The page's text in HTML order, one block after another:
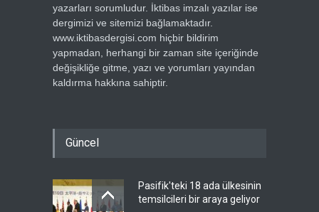
yazarları sorumludur. İktibas imzalı yazılar ise
dergimizi ve sitemizi bağlamaktadır.
www.iktibasdergisi.com hiçbir bildirim
yapmadan, herhangi bir zaman site içeriğinde
değişikliğe gitme, yazı ve yorumları yayından
kaldırma hakkına sahiptir.
Güncel
Pasifik'teki 18 ada ülkesinin
temsilcileri bir araya geliyor